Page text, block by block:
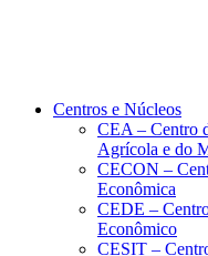
Centros e Núcleos
CEA – Centro
Agrícola e do
CECON –
Econômica
CEDE –
Econômico
CESIT –